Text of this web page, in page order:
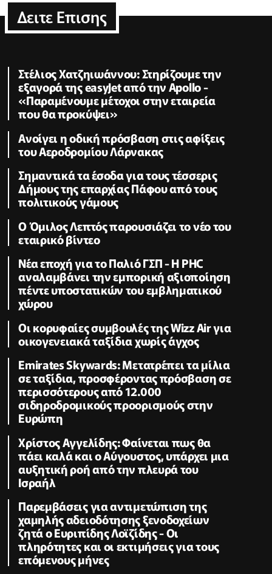
Δειτε Επισης
Στέλιος Χατζηιωάννου: Στηρίζουμε την
εξαγορά της easyJet από την Apollo -
«Παραμένουμε μέτοχοι στην εταιρεία
που θα προκύψει»
Ανοίγει η οδική πρόσβαση στις αφίξεις
του Αεροδρομίου Λάρνακας
Σημαντικά τα έσοδα για τους τέσσερις
Δήμους της επαρχίας Πάφου από τους
πολιτικούς γάμους
Ο Όμιλος Λεπτός παρουσιάζει το νέο του
εταιρικό βίντεο
Νέα εποχή για το Παλιό ΓΣΠ - Η PHC
αναλαμβάνει την εμπορική αξιοποίηση
πέντε υποστατικών του εμβληματικού
χώρου
Οι κορυφαίες συμβουλές της Wizz Air για
οικογενειακά ταξίδια χωρίς άγχος
Emirates Skywards: Μετατρέπει τα μίλια
σε ταξίδια, προσφέροντας πρόσβαση σε
περισσότερους από 12.000
σιδηροδρομικούς προορισμούς στην
Ευρώπη
Χρίστος Αγγελίδης: Φαίνεται πως θα
πάει καλά και ο Αύγουστος, υπάρχει μια
αυξητική ροή από την πλευρά του
Ισραήλ
Παρεμβάσεις για αντιμετώπιση της
χαμηλής αδειοδότησης ξενοδοχείων
ζητά ο Ευριπίδης Λοϊζίδης - Οι
πληρότητες και οι εκτιμήσεις για τους
επόμενους μήνες